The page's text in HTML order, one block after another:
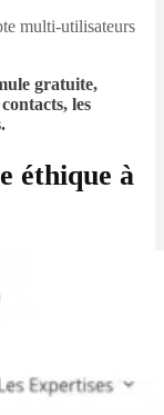
multi-utilisateurs
gratuite,
les
éthique à